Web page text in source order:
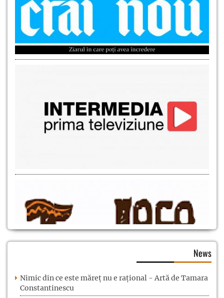
News
Nimic din ce este măreț nu e rațional - Artă de Tamara
Constantinescu